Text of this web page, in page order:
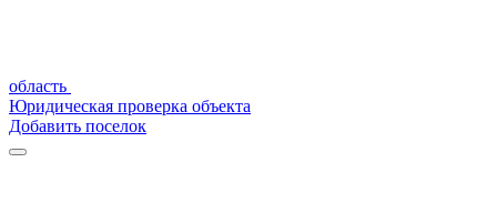
область
Юридическая проверка объекта
Добавить поселок